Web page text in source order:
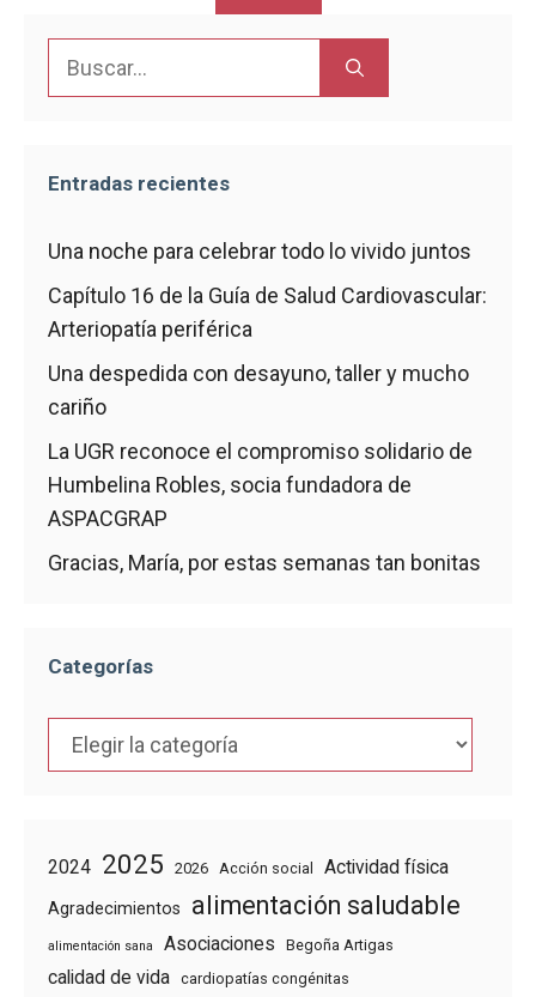
Entradas recientes
Una noche para celebrar todo lo vivido juntos
Capítulo 16 de la Guía de Salud Cardiovascular:
Arteriopatía periférica
Una despedida con desayuno, taller y mucho
cariño
La UGR reconoce el compromiso solidario de
Humbelina Robles, socia fundadora de
ASPACGRAP
Gracias, María, por estas semanas tan bonitas
Categorías
Categorías
2024 2025 2026 Acción social Actividad física
Agradecimientos alimentación saludable
alimentación sana Asociaciones Begoña Artigas
calidad de vida cardiopatías congénitas